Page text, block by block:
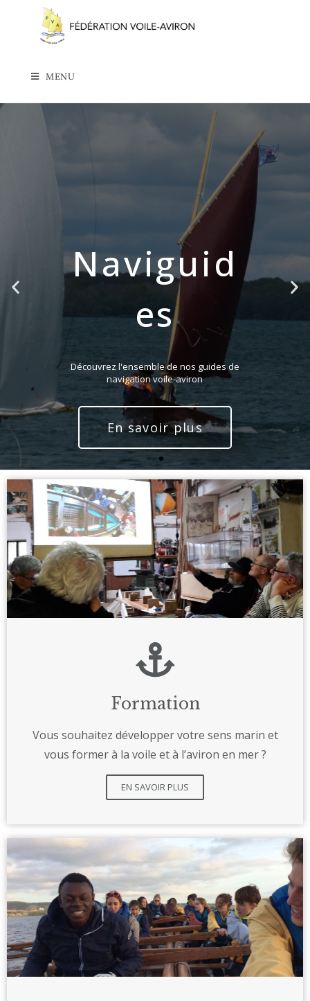
MENU
Naviguid
es
Découvrez l'ensemble de nos guides de
navigation voile-aviron
En savoir plus
Formation
Vous souhaitez développer votre sens marin et
vous former à la voile et à l’aviron en mer ?
EN SAVOIR PLUS